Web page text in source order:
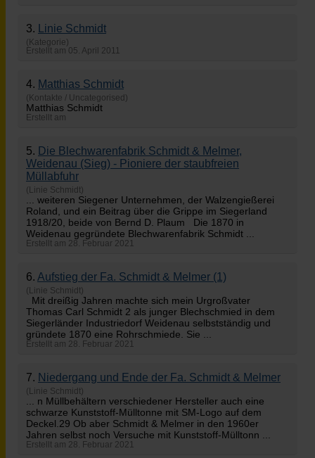
3. Linie Schmidt
(Kategorie)
Erstellt am 05. April 2011
4. Matthias Schmidt
(Kontakte / Uncategorised)
Matthias Schmidt
Erstellt am
5. Die Blechwarenfabrik Schmidt & Melmer,
Weidenau (Sieg) - Pioniere der staubfreien
Müllabfuhr
(Linie Schmidt)
... weiteren Siegener Unternehmen, der Walzengießerei
Roland, und ein Beitrag über die Grippe im Siegerland
1918/20, beide von Bernd D. Plaum Die 1870 in
Weidenau gegründete Blechwarenfabrik Schmidt
Erstellt am 28. Februar 2021
6. Aufstieg der Fa. Schmidt & Melmer (1)
(Linie Schmidt)
Mit dreißig Jahren machte sich mein Urgroßvater
Thomas Carl Schmidt 2 als junger Blechschmied in dem
Siegerländer Industriedorf Weidenau selbstständig und
gründete 1870 eine Rohrschmiede. Sie ...
Erstellt am 28. Februar 2021
7. Niedergang und Ende der Fa. Schmidt & Melmer
(Linie Schmidt)
... n Müllbehältern verschiedener Hersteller auch eine
schwarze Kunststoff-Mülltonne mit SM-Logo auf dem
Deckel.29 Ob aber Schmidt & Melmer in den 1960er
Jahren selbst noch Versuche mit Kunststoff-Mülltonn ...
Erstellt am 28. Februar 2021